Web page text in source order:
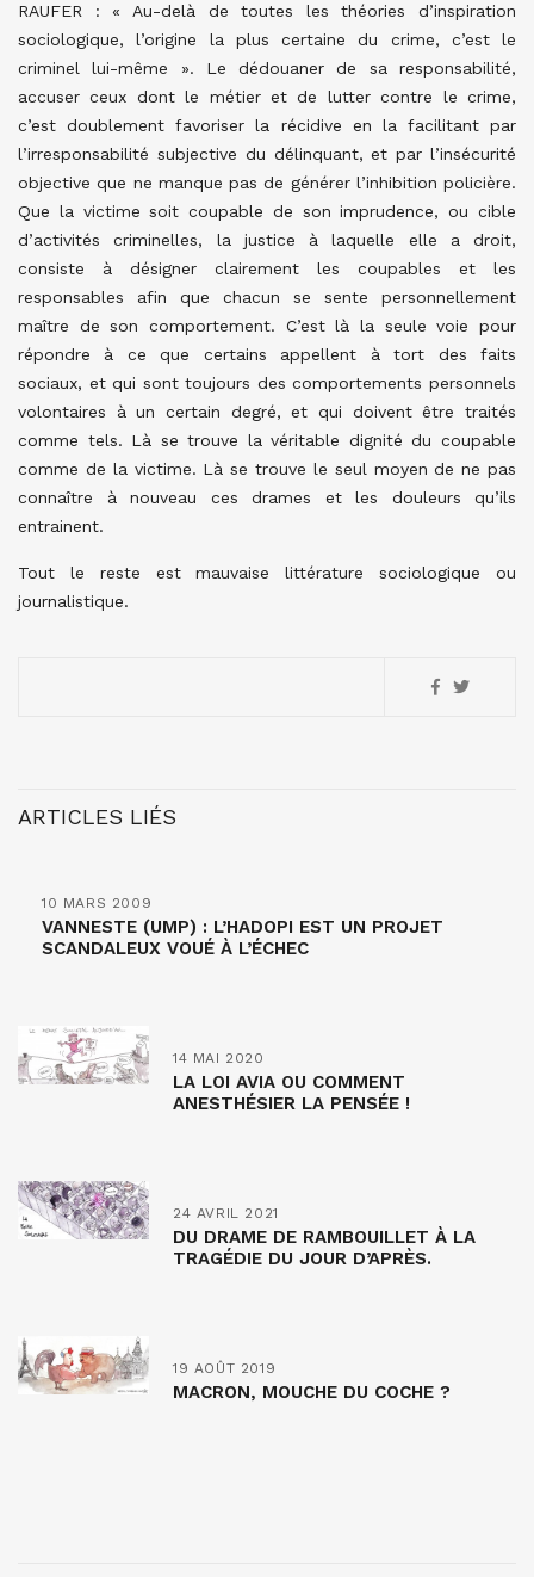
RAUFER : « Au-delà de toutes les théories d’inspiration
sociologique, l’origine la plus certaine du crime, c’est le
criminel lui-même ». Le dédouaner de sa responsabilité,
accuser ceux dont le métier et de lutter contre le crime,
c’est doublement favoriser la récidive en la facilitant par
l’irresponsabilité subjective du délinquant, et par l’insécurité
objective que ne manque pas de générer l’inhibition policière.
Que la victime soit coupable de son imprudence, ou cible
d’activités criminelles, la justice à laquelle elle a droit,
consiste à désigner clairement les coupables et les
responsables afin que chacun se sente personnellement
maître de son comportement. C’est là la seule voie pour
répondre à ce que certains appellent à tort des faits
sociaux, et qui sont toujours des comportements personnels
volontaires à un certain degré, et qui doivent être traités
comme tels. Là se trouve la véritable dignité du coupable
comme de la victime. Là se trouve le seul moyen de ne pas
connaître à nouveau ces drames et les douleurs qu’ils
entrainent.
Tout le reste est mauvaise littérature sociologique ou
journalistique.
ARTICLES LIÉS
10 MARS 2009
VANNESTE (UMP) : L’HADOPI EST UN PROJET
SCANDALEUX VOUÉ À L’ÉCHEC
14 MAI 2020
LA LOI AVIA OU COMMENT
ANESTHÉSIER LA PENSÉE !
24 AVRIL 2021
DU DRAME DE RAMBOUILLET À LA
TRAGÉDIE DU JOUR D’APRÈS.
19 AOÛT 2019
MACRON, MOUCHE DU COCHE ?